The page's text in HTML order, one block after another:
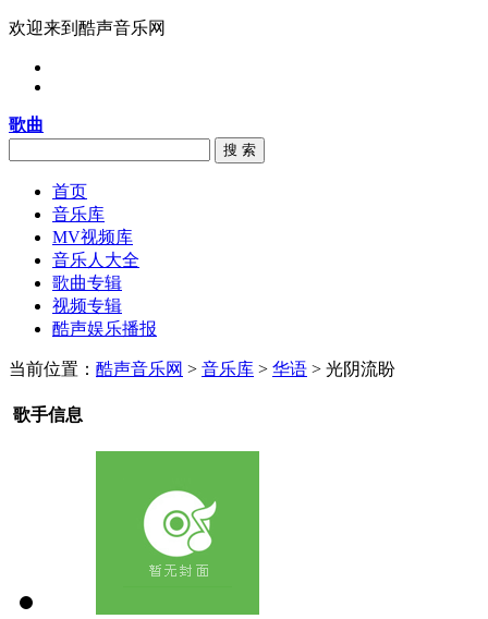
欢迎来到酷声音乐网
歌曲
搜 索
首页
音乐库
MV视频库
音乐人大全
歌曲专辑
视频专辑
酷声娱乐播报
当前位置： 酷声音乐网 > 音乐库 > 华语 > 光阴流盼
歌手信息